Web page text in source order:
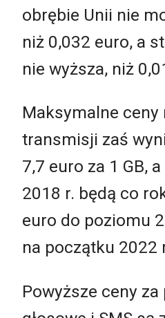
obrębie Unii nie
niż 0,032 euro, a
nie wyższa, niż
Maksymalne ceny
transmisji zaś
7,7 euro za 1 GB,
2018 r. będą co
euro do poziomu
na początku 2022
Powyższe ceny za